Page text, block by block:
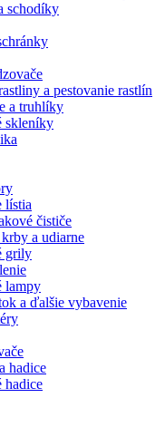
schodíky
a pestovanie rastlín
a truhlíky
skleníky
lístia
čističe
a udiarne
grily
lampy
a ďalšie vybavenie
hadice
hadice